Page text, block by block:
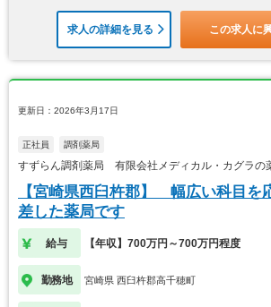
求人の詳細を見る この求人に
更新日：2026年3月17日
正社員 調剤薬局
すずらん調剤薬局 有限会社メディカル・カグラの
【宮崎県西臼杵郡】 幅広い科目を
差した薬局です
給与 【年収】700万円～700万円程度
勤務地 宮崎県 西臼杵郡高千穂町